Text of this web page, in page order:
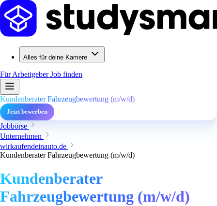
Alles für deine Karriere
Für ArbeitgeberJob finden
Kundenberater Fahrzeugbewertung (m/w/d)
Jetzt bewerben
Jobbörse
Unternehmen
wirkaufendeinauto.de
Kundenberater Fahrzeugbewertung (m/w/d)
Kundenberater
Fahrzeugbewertung (m/w/d)